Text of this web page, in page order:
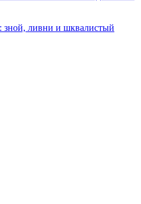
зной, ливни и шквалистый